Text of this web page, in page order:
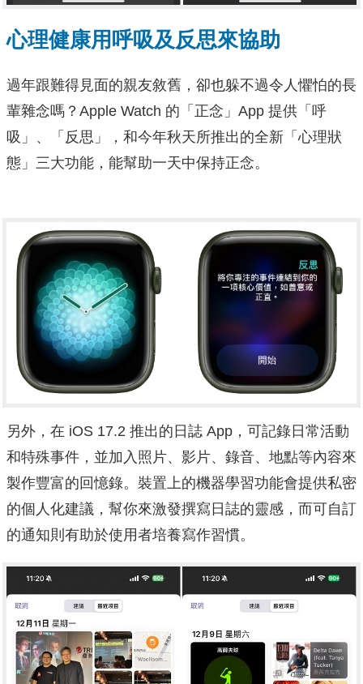
心理健康用呼吸及反思來協助
過年跟難得見面的親友敘舊，卻也躲不過令人懼怕的長
輩雜念嗎？Apple Watch 的「正念」App 提供「呼
吸」、「反思」，和今年秋天所推出的全新「心理狀
態」三大功能，能幫助一天中保持正念。
另外，在 iOS 17.2 推出的日誌 App，可記錄日常活動
和特殊事件，並加入照片、影片、錄音、地點等內容來
製作豐富的回憶錄。裝置上的機器學習功能會提供私密
的個人化建議，幫你來激發撰寫日誌的靈感，而可自訂
的通知則有助於使用者培養寫作習慣。